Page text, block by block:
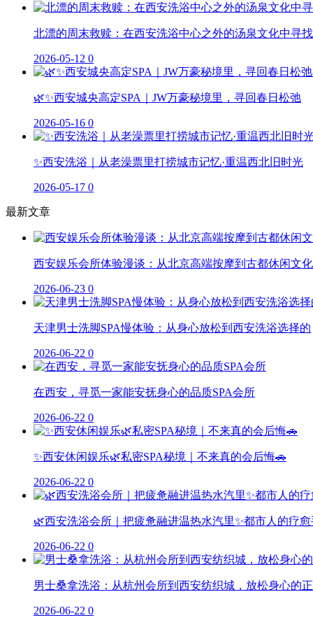
北漂的周末救赎：在西安洗浴中心之外的汤泉文化中寻
2026-05-12 0
🌿✨西安城央高定SPA｜JW万豪秘境里，寻回春日松弛
2026-05-16 0
✨西安洗浴｜从老澡票里打捞城市记忆·重温西北旧时光
2026-05-17 0
最新文章
西安娱乐会所体验漫谈：从北京高端按摩到古都休闲文化
2026-06-23 0
天津男士洗脚SPA慢体验：从身心放松到西安洗浴选择的
2026-06-22 0
在西安，寻觅一家能安抚身心的品质SPA会所
2026-06-22 0
✨西安休闲娱乐🌿私密SPA秘境｜不来真的会后悔🚗
2026-06-22 0
🌿西安洗浴会所｜把疲惫融进温热水汽里✨都市人的疗愈
2026-06-22 0
男士桑拿洗浴：从杭州会所到西安纺织城，放松身心的
2026-06-22 0